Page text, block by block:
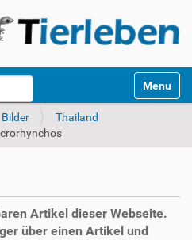
Toggle
Bilder
Thailand
Artikel dieser Webseite.
über einen Artikel und